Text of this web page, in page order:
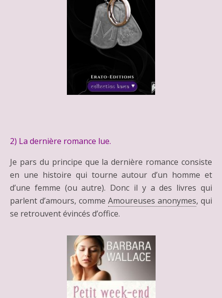
2) La dernière romance lue.
Je pars du principe que la dernière romance consiste
en une histoire qui tourne autour d’un homme et
d’une femme (ou autre). Donc il y a des livres qui
parlent d’amours, comme Amoureuses anonymes, qui
se retrouvent évincés d’office.